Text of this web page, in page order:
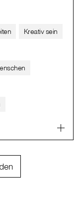
Kreativ sein